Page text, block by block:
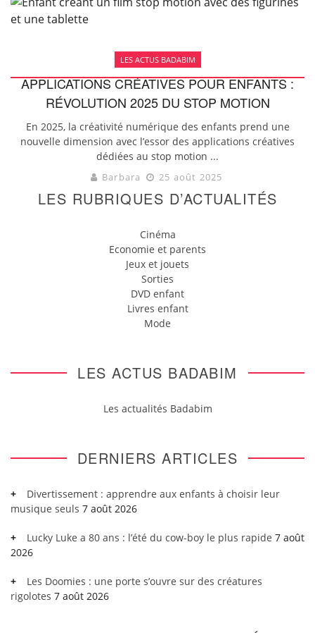
LES ACTUS BADABIM
APPLICATIONS CRÉATIVES POUR ENFANTS :
RÉVOLUTION 2025 DU STOP MOTION
En 2025, la créativité numérique des enfants prend une
nouvelle dimension avec l’essor des applications créatives
dédiées au stop motion ...
Barbara 25 août 2025
LES RUBRIQUES D’ACTUALITÉS
Cinéma
Economie et parents
Jeux et jouets
Sorties
DVD enfant
Livres enfant
Mode
LES ACTUS BADABIM
Les actualités Badabim
DERNIERS ARTICLES
Divertissement : apprendre aux enfants à choisir leur
musique seuls 7 août 2026
Lucky Luke a 80 ans : l’été du cow-boy le plus rapide 7 août
2026
Les Doomies : une porte s’ouvre sur des créatures
rigolotes 7 août 2026